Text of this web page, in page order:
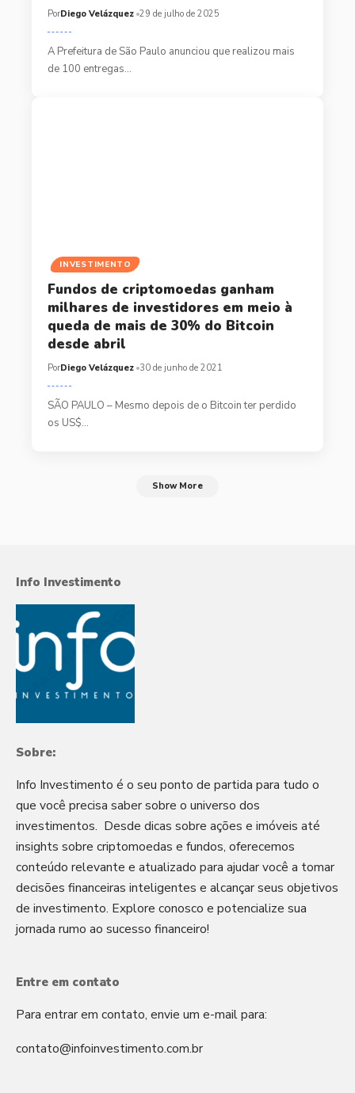
PorDiego Velázquez 29 de julho de 2025
A Prefeitura de São Paulo anunciou que realizou mais
de 100 entregas…
INVESTIMENTO
Fundos de criptomoedas ganham
milhares de investidores em meio à
queda de mais de 30% do Bitcoin
desde abril
PorDiego Velázquez 30 de junho de 2021
SÃO PAULO – Mesmo depois de o Bitcoin ter perdido
os US$…
Show More
Info Investimento
Sobre:
Info Investimento é o seu ponto de partida para tudo o
que você precisa saber sobre o universo dos
investimentos. Desde dicas sobre ações e imóveis até
insights sobre criptomoedas e fundos, oferecemos
conteúdo relevante e atualizado para ajudar você a tomar
decisões financeiras inteligentes e alcançar seus objetivos
de investimento. Explore conosco e potencialize sua
jornada rumo ao sucesso financeiro!
Entre em contato
Para entrar em contato, envie um e-mail para:
contato@infoinvestimento.com.br